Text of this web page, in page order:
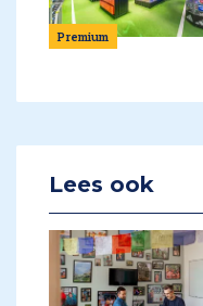
Premium
Lees ook